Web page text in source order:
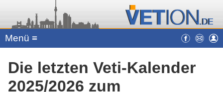
Menü ≡
Die letzten Veti-Kalender
2025/2026 zum